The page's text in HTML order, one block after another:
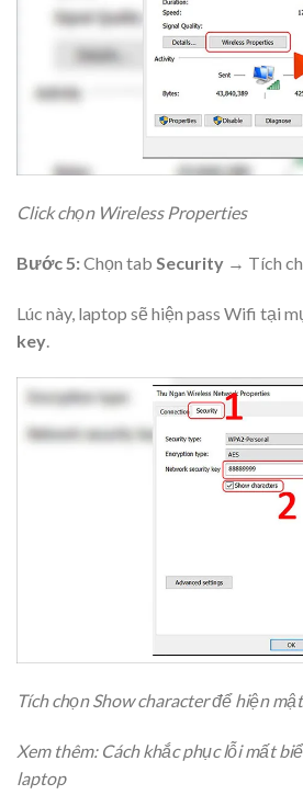
Click chọn Wireless Properties
Bước 5:Chọn tab Security → Tích
Lúc này, laptop sẽ hiện pass Wifi tại
key
Tích chọn Show character để hiện
Xem thêm: Cách khắc phục lỗi mất
laptop